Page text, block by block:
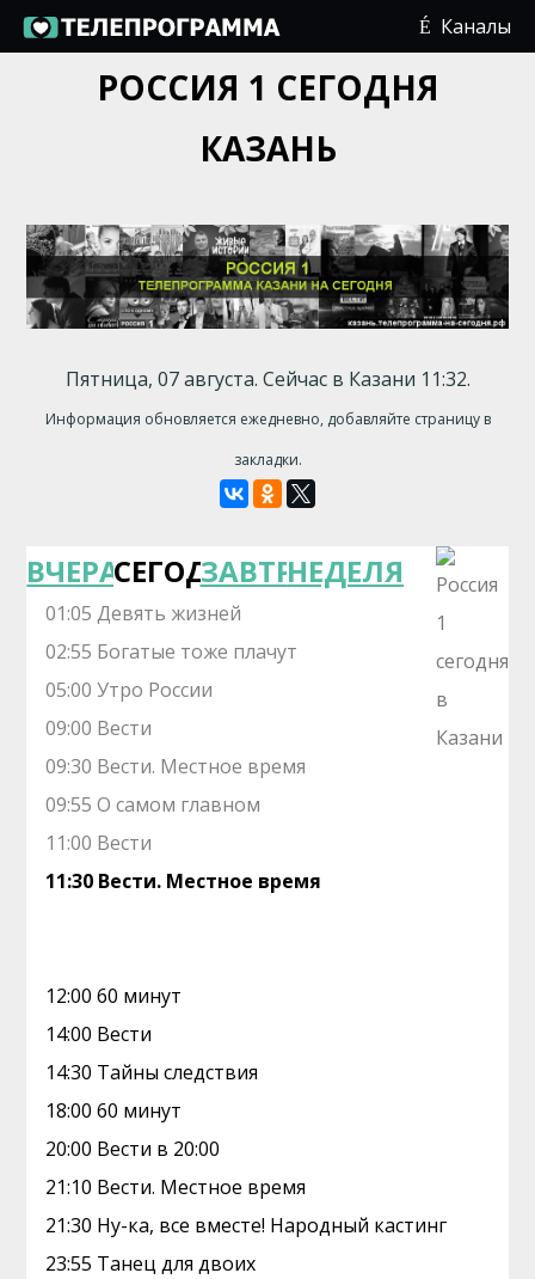
Каналы
РОССИЯ 1 СЕГОДНЯ
КАЗАНЬ
Пятница, 07 августа. Сейчас в Казани 11:32.
Информация обновляется ежедневно, добавляйте страницу в
закладки.
ВЧЕРАСЕГОДНЯЗАВТРАНЕДЕЛЯ
01:05 Девять жизней
02:55 Богатые тоже плачут
05:00 Утро России
09:00 Вести
09:30 Вести. Местное время
09:55 О самом главном
11:00 Вести
11:30 Вести. Местное время
12:00 60 минут
14:00 Вести
14:30 Тайны следствия
18:00 60 минут
20:00 Вести в 20:00
21:10 Вести. Местное время
21:30 Ну-ка, все вместе! Народный кастинг
23:55 Танец для двоих